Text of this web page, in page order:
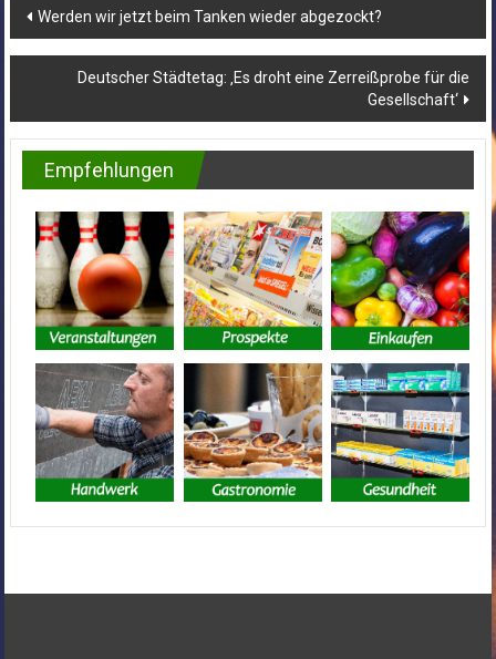
Beitragsnavigation
Werden wir jetzt beim Tanken wieder abgezockt?
Deutscher Städtetag: ‚Es droht eine Zerreißprobe für die
Gesellschaft‘
Empfehlungen